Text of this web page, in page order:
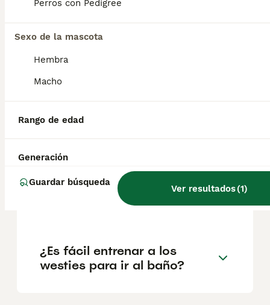
Perros con Pedigree
Sexo de la mascota
Hembra
Macho
Rango de edad
Generación
Guardar búsqueda
Ver resultados(1)
¿Pueden los westies
quedarse solos durante 8
¿Cuánto suele vivir un
¿Es fácil entrenar a los
westies para ir al baño?